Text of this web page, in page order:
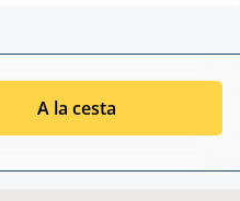
A la cesta